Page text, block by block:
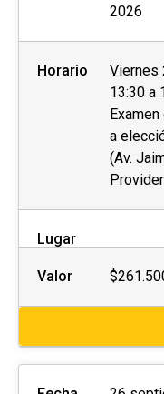
2026
Horario
Viernes
13:30 a
a
(Av.
Lugar
Valor